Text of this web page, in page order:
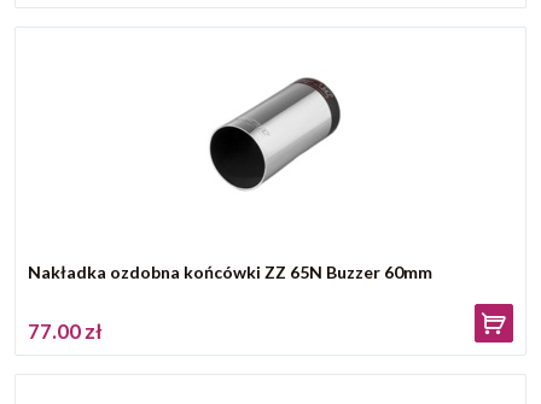
Nakładka ozdobna końcówki ZZ 65N Buzzer 60mm
77.00 zł